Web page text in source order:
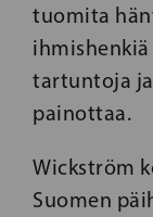
tuomita
tartuntoja
painottaa.
Wickström
Suomen